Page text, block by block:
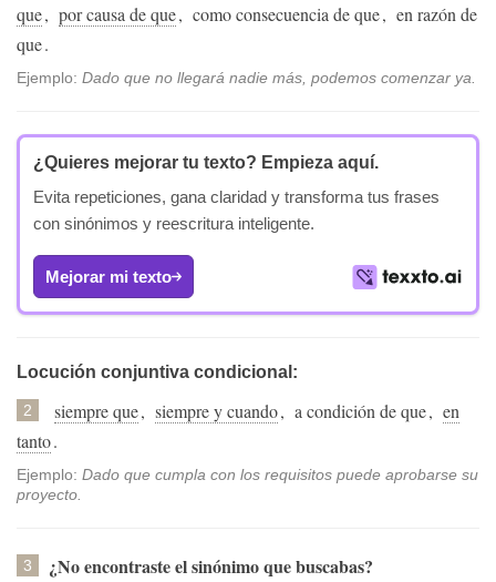
que, por causa de que, como consecuencia de que, en razón de
que.
Ejemplo: Dado que no llegará nadie más, podemos comenzar ya.
¿Quieres mejorar tu texto? Empieza aquí.
Evita repeticiones, gana claridad y transforma tus frases
con sinónimos y reescritura inteligente.
Mejorar mi texto
Locución conjuntiva condicional:
2 siempre que, siempre y cuando, a condición de que, en
tanto.
Ejemplo: Dado que cumpla con los requisitos puede aprobarse su
proyecto.
3 ¿No encontraste el sinónimo que buscabas?